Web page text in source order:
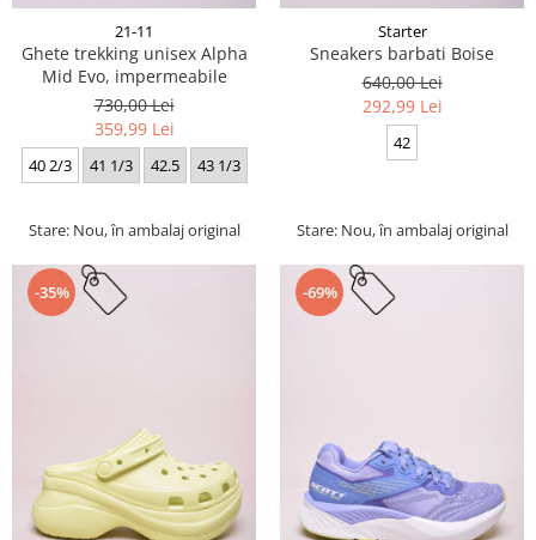
21-11
Ghete trekking unisex Alpha
Mid Evo, impermeabile
730,00 Lei
359,99 Lei
40 2/3 41 1/3 42.5 43 1/3
Stare: Nou, în ambalaj original
Starter
Sneakers barbati Boise
640,00 Lei
292,99 Lei
42
Stare: Nou, în ambalaj original
-35% -69%